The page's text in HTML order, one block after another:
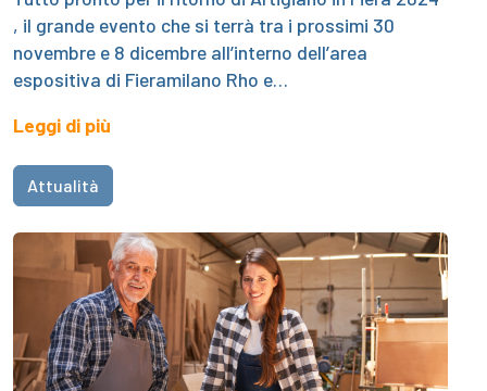
, il grande evento che si terrà tra i prossimi 30
novembre e 8 dicembre all’interno dell’area
espositiva di Fieramilano Rho e…
Leggi di più
Attualità